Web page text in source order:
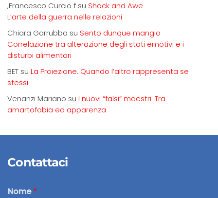
,Francesco Curcio f su Shock and Awe
L’arte della guerra nelle relazioni
Chiara Garrubba su Sento dunque mangio
Correlazione tra alterazione degli stati emotivi e i
disturbi alimentari
BET su La Proiezione. Quando l’altro rappresenta se
stessi
Venanzi Mariano su I nuovi “falsi” maestri. Tra
amartofobia ed apparenza
Contattaci
Nome*